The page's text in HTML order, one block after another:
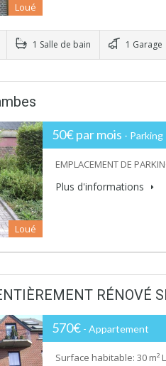
Loué
1 Salle de bain 1 Garage
Loué
50€ par mois - Parking
EMPLACEMENT DE
Plus d'informations
RÉNOVÉ
570€ - Appartement
Surface habitable: 30 m²